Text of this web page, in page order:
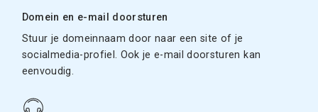
Domein en e-mail doorsturen
Stuur je domeinnaam door naar een site of je
socialmedia-profiel. Ook je e-mail doorsturen kan
eenvoudig.